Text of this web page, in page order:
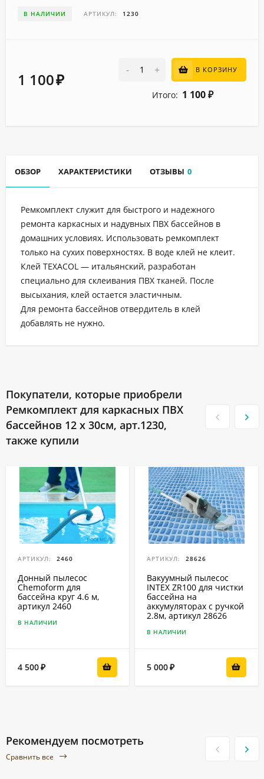
В НАЛИЧИИ АРТИКУЛ: 1230
1 100₽
- + В КОРЗИНУ
Итого: 1 100 ₽
ОБЗОР ХАРАКТЕРИСТИКИ ОТЗЫВЫ 0
Ремкомплект служит для быстрого и надежного
ремонта каркасных и надувных ПВХ бассейнов в
домашних условиях. Использовать ремкомплект
только на сухих поверхностях. В воде клей не клеит.
Клей TEXACOL — итальянский, разработан
специально для склеивания ПВХ тканей. После
высыхания, клей остается эластичным.
Для ремонта бассейнов отвердитель в клей
добавлять не нужно.
Покупатели, которые приобрели
Ремкомплект для каркасных ПВХ
бассейнов 12 x 30см, арт.1230,
также купили
АРТИКУЛ: 2460
Донный пылесос
Chemoform для
бассейна круг 4.6 м,
артикул 2460
В НАЛИЧИИ
4 500₽
АРТИКУЛ: 28626
Вакуумный пылесос
INTEX ZR100 для чистки
бассейна на
аккумуляторах с ручкой
2.8м, артикул 28626
В НАЛИЧИИ
5 000₽
Рекомендуем посмотреть
Сравнить все